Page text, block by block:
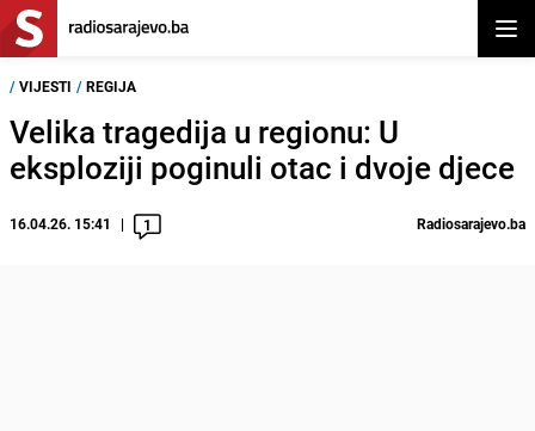
/ VIJESTI / REGIJA
Velika tragedija u regionu: U
eksploziji poginuli otac i dvoje djece
16.04.26. 15:41 1 Radiosarajevo.ba